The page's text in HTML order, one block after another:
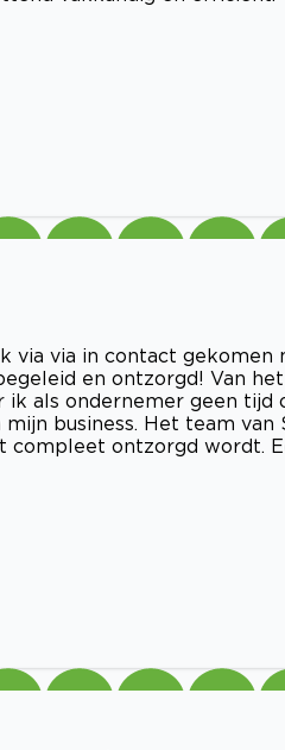
via via in contact gekomen
en ontzorgd! Van
ik als ondernemer geen
business. Het team van
ontzorgd wordt.